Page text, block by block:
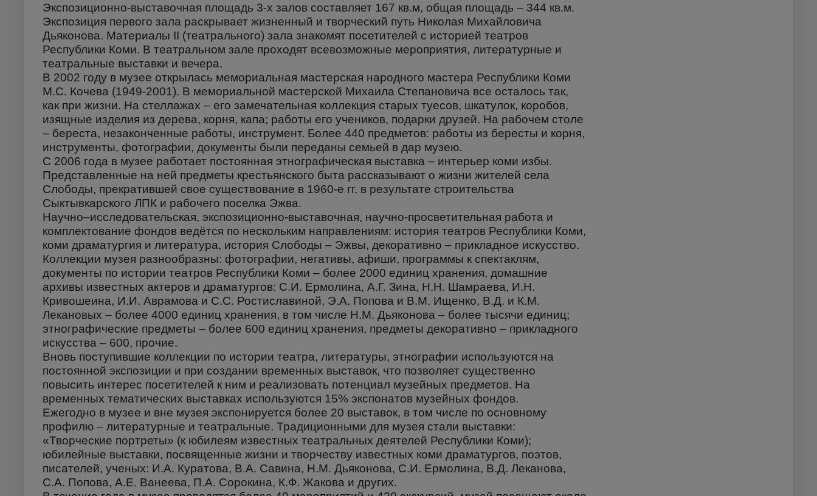
Экспозиционно-выставочная площадь 3-х залов составляет 167 кв.м, общая площадь – 344 кв.м.
Экспозиция первого зала раскрывает жизненный и творческий путь Николая Михайловича
Дьяконова. Материалы II (театрального) зала знакомят посетителей с историей театров
Республики Коми. В театральном зале проходят всевозможные мероприятия, литературные и
театральные выставки и вечера.
В 2002 году в музее открылась мемориальная мастерская народного мастера Республики Коми
М.С. Кочева (1949-2001). В мемориальной мастерской Михаила Степановича все осталось так,
как при жизни. На стеллажах – его замечательная коллекция старых туесов, шкатулок, коробов,
изящные изделия из дерева, корня, капа; работы его учеников, подарки друзей. На рабочем столе
– береста, незаконченные работы, инструмент. Более 440 предметов: работы из бересты и корня,
инструменты, фотографии, документы были переданы семьей в дар музею.
С 2006 года в музее работает постоянная этнографическая выставка – интерьер коми избы.
Представленные на ней предметы крестьянского быта рассказывают о жизни жителей села
Слободы, прекратившей свое существование в 1960-е гг. в результате строительства
Сыктывкарского ЛПК и рабочего поселка Эжва.
Научно–исследовательская, экспозиционно-выставочная, научно-просветительная работа и
комплектование фондов ведётся по нескольким направлениям: история театров Республики Коми,
коми драматургия и литература, история Слободы – Эжвы, декоративно – прикладное искусство.
Коллекции музея разнообразны: фотографии, негативы, афиши, программы к спектаклям,
документы по истории театров Республики Коми – более 2000 единиц хранения, домашние
архивы известных актеров и драматургов: С.И. Ермолина, А.Г. Зина, Н.Н. Шамраева, И.Н.
Кривошеина, И.И. Аврамова и С.С. Ростиславиной, Э.А. Попова и В.М. Ищенко, В.Д. и К.М.
Лекановых – более 4000 единиц хранения, в том числе Н.М. Дьяконова – более тысячи единиц;
этнографические предметы – более 600 единиц хранения, предметы декоративно – прикладного
искусства – 600, прочие.
Вновь поступившие коллекции по истории театра, литературы, этнографии используются на
постоянной экспозиции и при создании временных выставок, что позволяет существенно
повысить интерес посетителей к ним и реализовать потенциал музейных предметов. На
временных тематических выставках используются 15% экспонатов музейных фондов.
Ежегодно в музее и вне музея экспонируется более 20 выставок, в том числе по основному
профилю – литературные и театральные. Традиционными для музея стали выставки:
«Творческие портреты» (к юбилеям известных театральных деятелей Республики Коми);
юбилейные выставки, посвященные жизни и творчеству известных коми драматургов, поэтов,
писателей, ученых: И.А. Куратова, В.А. Савина, Н.М. Дьяконова, С.И. Ермолина, В.Д. Леканова,
С.А. Попова, А.Е. Ванеева, П.А. Сорокина, К.Ф. Жакова и других.